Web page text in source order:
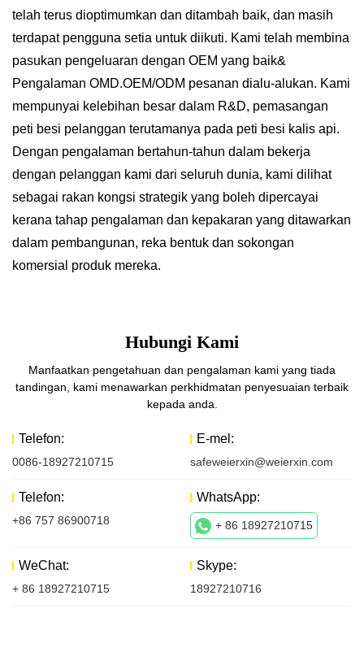
telah terus dioptimumkan dan ditambah baik, dan masih
terdapat pengguna setia untuk diikuti. Kami telah membina
pasukan pengeluaran dengan OEM yang baik&
Pengalaman OMD.OEM/ODM pesanan dialu-alukan. Kami
mempunyai kelebihan besar dalam R&D, pemasangan
peti besi pelanggan terutamanya pada peti besi kalis api.
Dengan pengalaman bertahun-tahun dalam bekerja
dengan pelanggan kami dari seluruh dunia, kami dilihat
sebagai rakan kongsi strategik yang boleh dipercayai
kerana tahap pengalaman dan kepakaran yang ditawarkan
dalam pembangunan, reka bentuk dan sokongan
komersial produk mereka.
Hubungi Kami
Manfaatkan pengetahuan dan pengalaman kami yang tiada
tandingan, kami menawarkan perkhidmatan penyesuaian terbaik
kepada anda.
Telefon:
0086-18927210715
E-mel:
safeweierxin@weierxin.com
Telefon:
+86 757 86900718
WhatsApp:
+ 86 18927210715
WeChat:
+ 86 18927210715
Skype:
18927210716